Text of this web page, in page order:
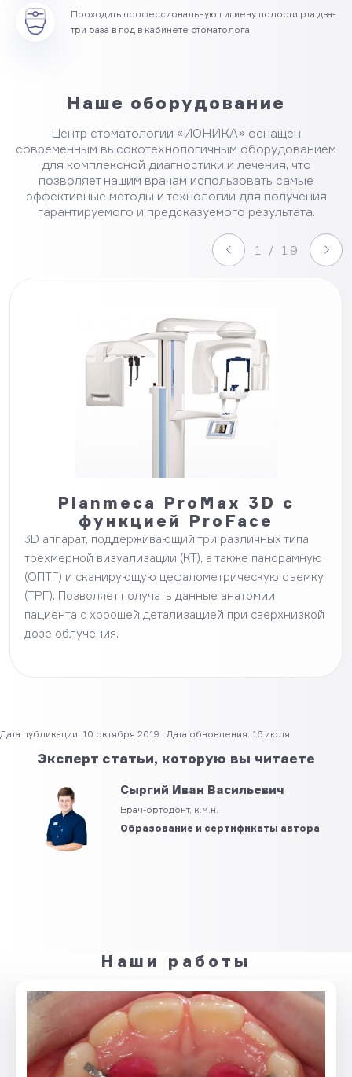
Проходить профессиональную гигиену полости рта два-
три раза в год в кабинете стоматолога
Наше оборудование
Центр стоматологии «ИОНИКА» оснащен
современным высокотехнологичным оборудованием
для комплексной диагностики и лечения, что
позволяет нашим врачам использовать самые
эффективные методы и технологии для получения
гарантируемого и предсказуемого результата.
1 / 19
Planmeca ProMax 3D с
функцией ProFace
3D аппарат, поддерживающий три различных типа
трехмерной визуализации (КТ), а также панорамную
(ОПТГ) и сканирующую цефалометрическую съемку
(ТРГ). Позволяет получать данные анатомии
пациента с хорошей детализацией при сверхнизкой
дозе облучения.
Дата публикации: 10 октября 2019 · Дата обновления: 16 июля
Эксперт статьи, которую вы читаете
Сыргий Иван Васильевич
Врач-ортодонт, к.м.н.
Образование и сертификаты автора
Наши работы